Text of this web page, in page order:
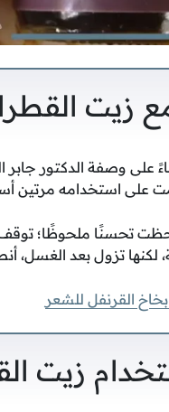
زيت
على وصفة الدكتور
على استخدامه مرتين
تحسنًا ملحوظًا؛ توقف
لكنها تزول بعد
القرنفل للشعر
زيت